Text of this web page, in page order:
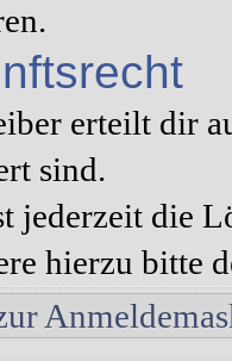
erteilt dir
sind.
jederzeit die
hierzu bitte